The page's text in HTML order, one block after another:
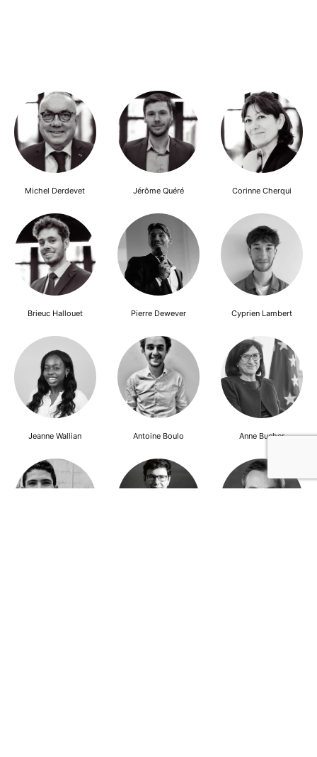
Michel Derdevet Jérôme Quéré Corinne Cherqui
Brieuc Hallouet Pierre Dewever Cyprien Lambert
Jeanne Wallian Antoine Boulo Anne Bucher